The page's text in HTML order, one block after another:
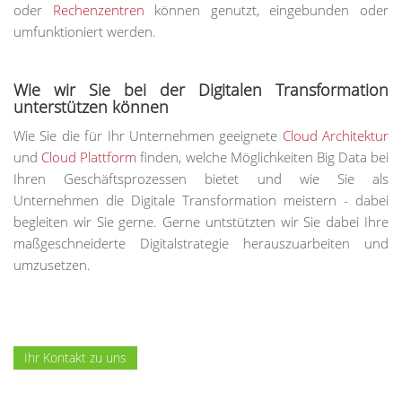
oder Rechenzentren können genutzt, eingebunden oder
umfunktioniert werden.
Wie wir Sie bei der Digitalen Transformation
unterstützen können
Wie Sie die für Ihr Unternehmen geeignete Cloud Architektur
und Cloud Plattform finden, welche Möglichkeiten Big Data bei
Ihren Geschäftsprozessen bietet und wie Sie als
Unternehmen die Digitale Transformation meistern - dabei
begleiten wir Sie gerne. Gerne untstützten wir Sie dabei Ihre
maßgeschneiderte Digitalstrategie herauszuarbeiten und
umzusetzen.
Ihr Kontakt zu uns